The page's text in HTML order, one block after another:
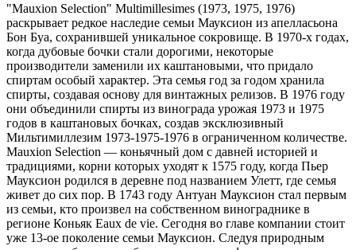
"Mauxion Selection" Multimillesimes (1973, 1975, 1976)
раскрывает редкое наследие семьи Мауксион из апелласьона
Бон Буа, сохранившей уникальное сокровище. В 1970-х годах,
когда дубовые бочки стали дорогими, некоторые
производители заменили их каштановыми, что придало
спиртам особый характер. Эта семья год за годом хранила
спирты, создавая основу для винтажных релизов. В 1976 году
они объединили спирты из винограда урожая 1973 и 1975
годов в каштановых бочках, создав эксклюзивный
Мильтимиллезим 1973-1975-1976 в ограниченном количестве.
Mauxion Selection — коньячный дом с давней историей и
традициями, корни которых уходят к 1575 году, когда Пьер
Мауксион родился в деревне под названием Улетт, где семья
живет до сих пор. В 1743 году Антуан Мауксион стал первым
из семьи, кто произвел на собственном винограднике в
регионе Коньяк Eaux de vie. Сегодня во главе компании стоит
уже 13-ое поколение семьи Мауксион. Следуя природным